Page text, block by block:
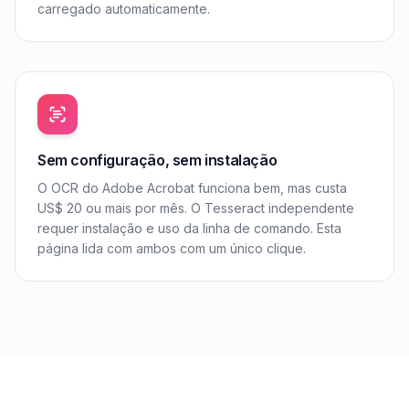
carregado automaticamente.
Sem configuração, sem instalação
O OCR do Adobe Acrobat funciona bem, mas custa
US$ 20 ou mais por mês. O Tesseract independente
requer instalação e uso da linha de comando. Esta
página lida com ambos com um único clique.